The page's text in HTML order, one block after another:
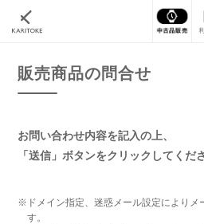
カリトケ 販売商品の
販売商品の問合せ
お問い合わせ内容を記入の上、
「送信」ボタンをクリックしてくだ
※ドメイン指定、迷惑メール設定によりメ
す。